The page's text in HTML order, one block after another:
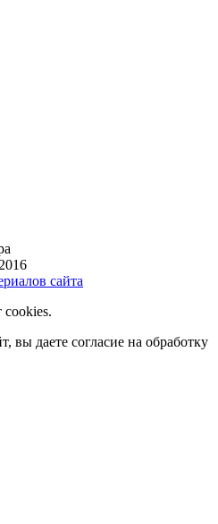
сайта
вы даете согласие на обработку